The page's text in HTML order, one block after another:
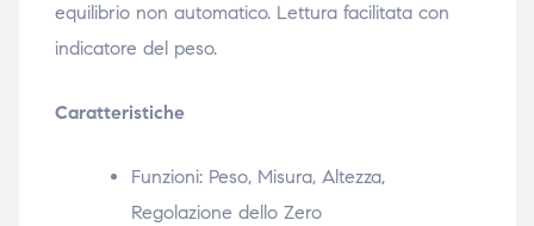
equilibrio non automatico. Lettura facilitata con
indicatore del peso.
Caratteristiche
Funzioni: Peso, Misura, Altezza,
Regolazione dello Zero